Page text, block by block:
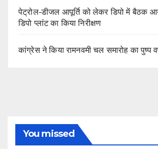
पेट्रोल-डीजल आपूर्ति को लेकर डिपो में बैठक
डिपो प्लांट का किया निरीक्षण
कांग्रेस ने किया रामनवमी चल समारोह का पुष्प
You missed